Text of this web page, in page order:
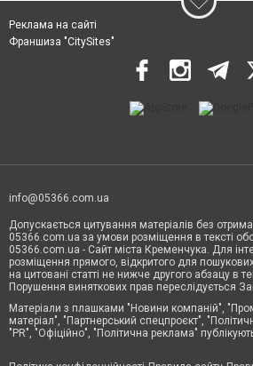
Реклама на сайті
Франшиза "CitySites"
info@05366.com.ua
Допускається цитування матеріалів без
05366.com.ua за умови розміщення в тексті
05366.com.ua - Сайт міста Кременчука. Для
розміщення прямого, відкритого для
на цитовані статті не нижче другого абзацу в
Порушення виняткових прав переслідується
Матеріали з плашками "Новини компаній",
матеріал", "Партнерський спецпроєкт",
"PR", "Офіційно", "Політична реклама"